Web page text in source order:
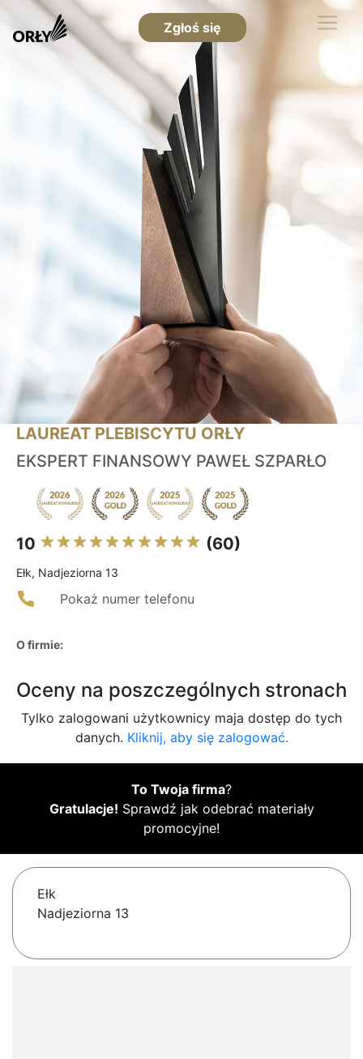
Zgłoś się
LAUREAT PLEBISCYTU ORŁY
EKSPERT FINANSOWY PAWEŁ SZPARŁO
10 (60)
Ełk, Nadjeziorna 13
Pokaż numer telefonu
O firmie:
Oceny na poszczególnych stronach
Tylko zalogowani użytkownicy maja dostęp do tych
danych. Kliknij, aby się zalogować.
To Twoja firma?
Gratulacje! Sprawdź jak odebrać materiały
promocyjne!
Ełk
Nadjeziorna 13